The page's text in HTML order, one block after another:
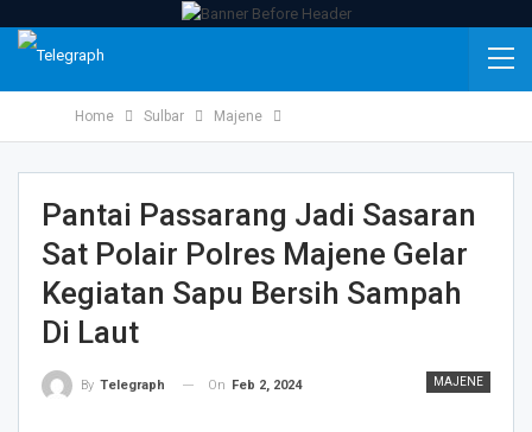
Home Sulbar Majene
Pantai Passarang Jadi Sasaran
Sat Polair Polres Majene Gelar
Kegiatan Sapu Bersih Sampah
Di Laut
MAJENE
By Telegraph On Feb 2, 2024